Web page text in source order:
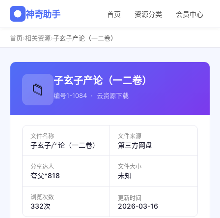
神奇助手 首页 资源分类 会员中心
首页›相关资源›子玄子产论（一二卷）
📁 子玄子产论（一二卷）
编号1-1084 · 云资源下载
文件名称
子玄子产论（一二卷）
文件来源
第三方网盘
分享达人
夸父*818
文件大小
未知
浏览次数
332次
更新时间
2026-03-16